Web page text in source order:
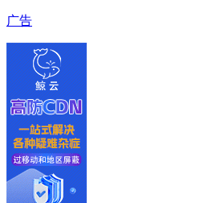
广告